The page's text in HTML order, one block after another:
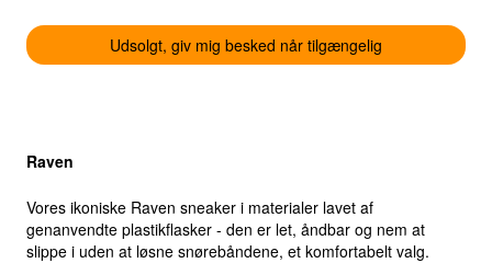
Udsolgt, giv mig besked når tilgængelig
Raven
Vores ikoniske Raven sneaker i materialer lavet af
genanvendte plastikflasker - den er let, åndbar og nem at
slippe i uden at løsne snørebåndene, et komfortabelt valg.